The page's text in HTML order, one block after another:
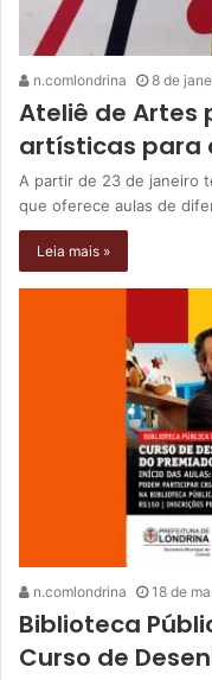
n.comlondrina 8 de
Ateliê de Artes
artísticas para
A partir de 23 de janeiro
que oferece aulas de
Leia mais »
n.comlondrina 18 de
Biblioteca
Curso de